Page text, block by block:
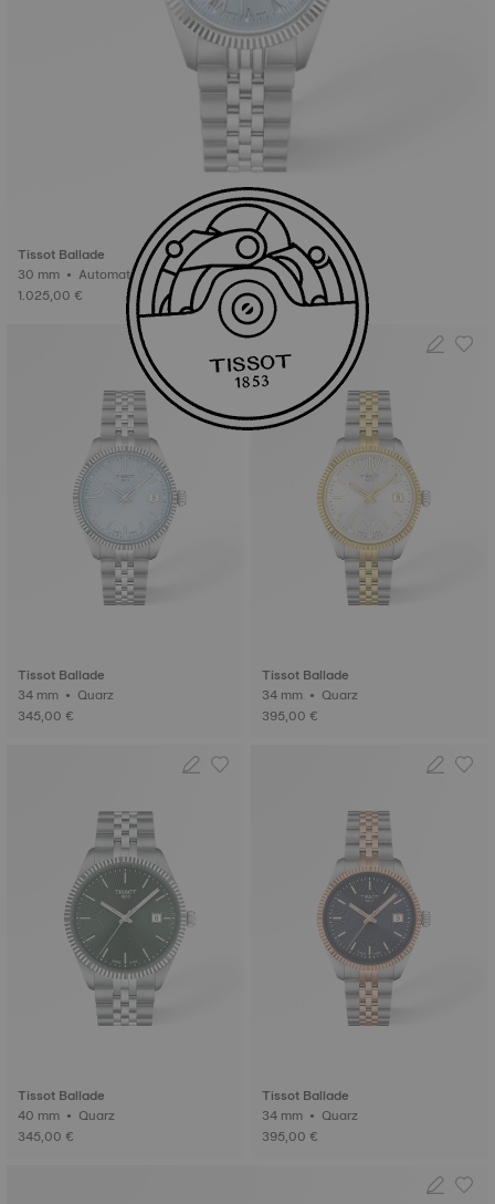
Tissot Ballade
30 mm • Automatik • Chronometer (COSC)
1.025,00 €
Tissot Ballade
34 mm • Quarz
345,00 €
Tissot Ballade
34 mm • Quarz
395,00 €
Tissot Ballade
40 mm • Quarz
345,00 €
Tissot Ballade
34 mm • Quarz
395,00 €